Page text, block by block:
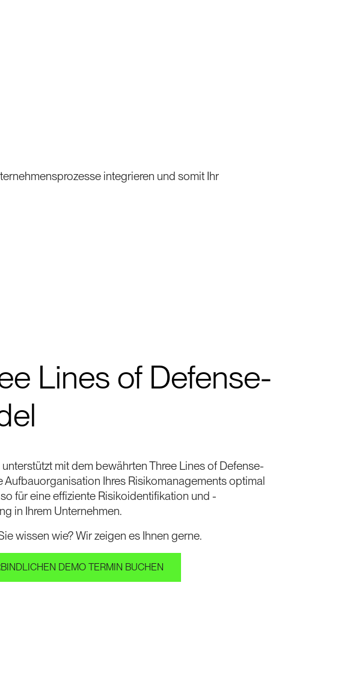
integrieren und somit Ihr
Lines of Defense-
mit dem bewährten Three Lines of Defense-
Aufbauorganisation Ihres Risikomanagements optimal
für eine effiziente Risikoidentifikation und -
in Ihrem Unternehmen.
wissen wie? Wir zeigen es Ihnen gerne.
DEMO TERMIN BUCHEN